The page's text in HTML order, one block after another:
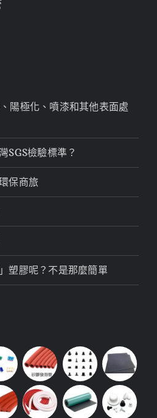
陽極化、噴漆和其他表面處
SGS檢驗標準？
保商旅
塑膠呢？不是那麼簡單